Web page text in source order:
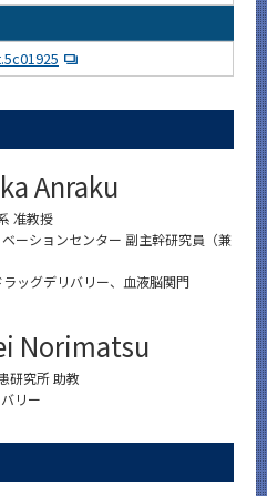
Anraku
准教授
ーションセンター 副主幹研究員（兼
ッグデリバリー、血液脳関門
Norimatsu
研究所 助教
リー